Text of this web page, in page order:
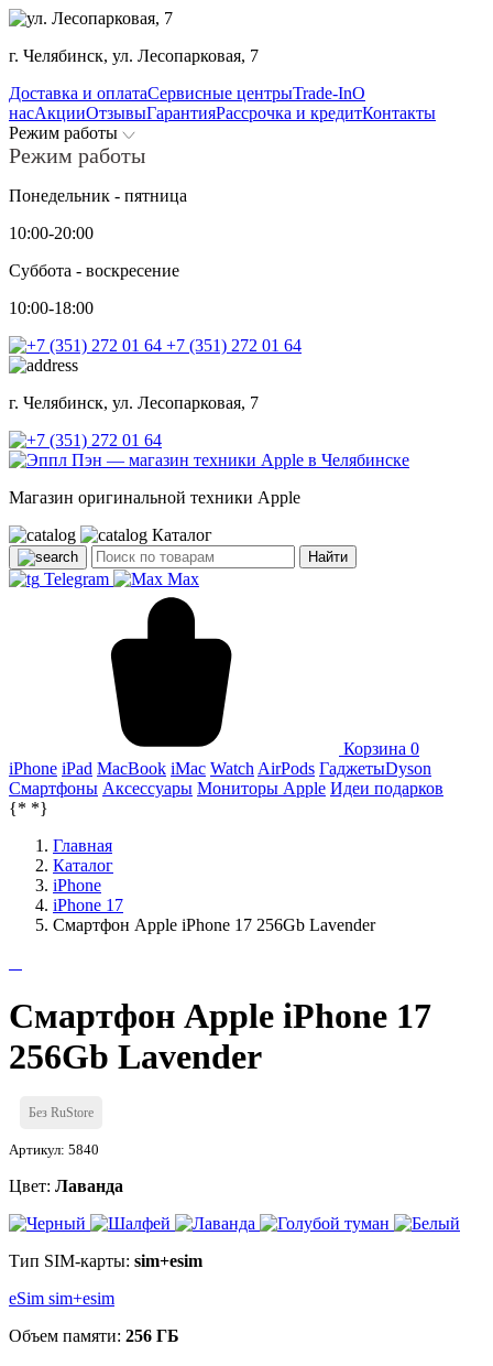
г. Челябинск, ул. Лесопарковая, 7
Доставка и оплатаСервисные центрыTrade-InО
насАкцииОтзывыГарантияРассрочка и кредитКонтакты
Режим работы
Режим работы
Понедельник - пятница
10:00-20:00
Суббота - воскресение
10:00-18:00
+7 (351) 272 01 64
г. Челябинск, ул. Лесопарковая, 7
Магазин оригинальной техники Apple
Каталог
Найти
Telegram Max
Корзина 0
iPhone iPad MacBook iMac Watch AirPods ГаджетыDyson
Смартфоны Аксессуары Мониторы Apple Идеи подарков
{* *}
Главная
Каталог
iPhone
iPhone 17
Смартфон Apple iPhone 17 256Gb Lavender
Смартфон Apple iPhone 17
256Gb Lavender
Без RuStore
Артикул: 5840
Цвет: Лаванда
Тип SIM-карты: sim+esim
eSim sim+esim
Объем памяти: 256 ГБ